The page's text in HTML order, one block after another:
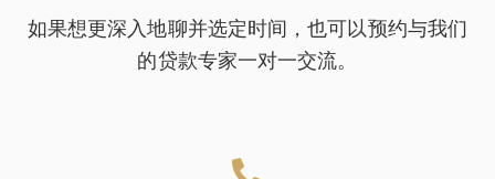
如果想更深入地聊并选定时间，也可以预约与我们
的贷款专家一对一交流。